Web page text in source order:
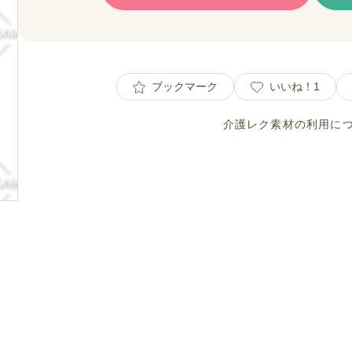
ブックマーク いいね！ 1
介護レク素材の利用に